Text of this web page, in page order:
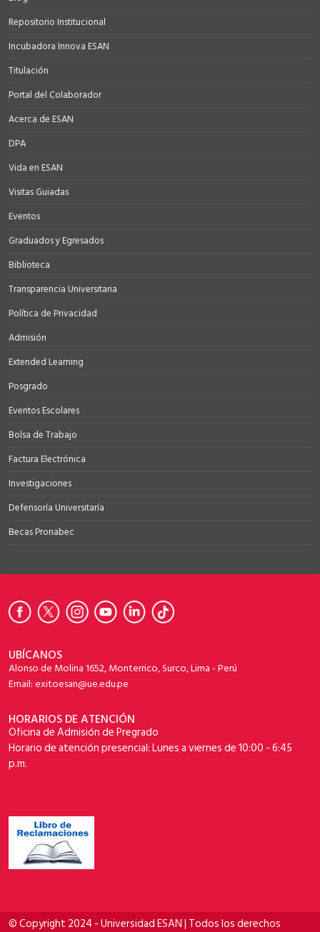
Repositorio Institucional
Incubadora Innova ESAN
Titulación
Portal del Colaborador
Acerca de ESAN
DPA
Vida en ESAN
Visitas Guiadas
Eventos
Graduados y Egresados
Biblioteca
Transparencia Universitaria
Política de Privacidad
Admisión
Extended Learning
Posgrado
Eventos Escolares
Bolsa de Trabajo
Factura Electrónica
Investigaciones
Defensoría Universitaría
Becas Pronabec
UBÍCANOS
Alonso de Molina 1652, Monterrico, Surco, Lima - Perú
Email: exitoesan@ue.edu.pe
HORARIOS DE ATENCIÓN
Oficina de Admisión de Pregrado
Horario de atención presencial: Lunes a viernes de 10:00 - 6:45
p.m.
© Copyright 2024 - Universidad ESAN | Todos los derechos